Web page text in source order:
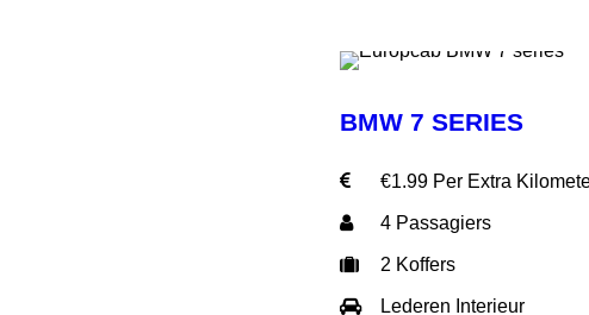
BMW 7 SERIES
€1.99 Per Extra
4 Passagiers
2 Koffers
Lederen Interieur